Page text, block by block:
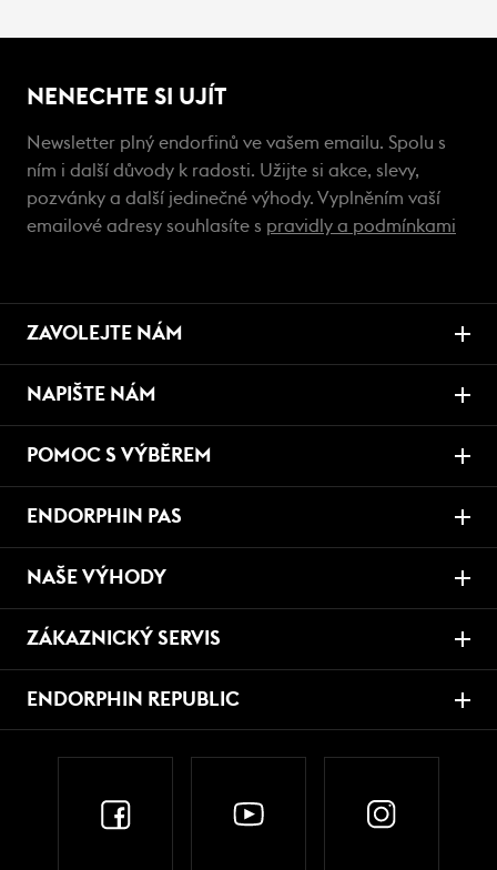
NENECHTE SI UJÍT
Newsletter plný endorfinů ve vašem emailu. Spolu s
ním i další důvody k radosti. Užijte si akce, slevy,
pozvánky a další jedinečné výhody. Vyplněním vaší
emailové adresy souhlasíte s pravidly a podmínkami
ZAVOLEJTE NÁM
NAPIŠTE NÁM
POMOC S VÝBĚREM
ENDORPHIN PAS
NAŠE VÝHODY
ZÁKAZNICKÝ SERVIS
ENDORPHIN REPUBLIC